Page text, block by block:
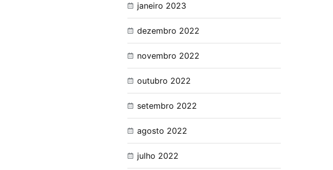
janeiro 2023
dezembro 2022
novembro 2022
outubro 2022
setembro 2022
agosto 2022
julho 2022